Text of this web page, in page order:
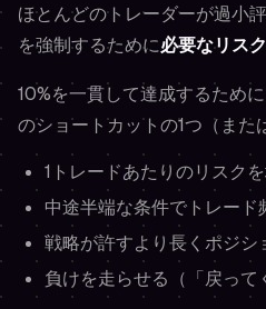
ほとんどのトレーダーが過小
を強制するために必要なリスク
10%を一貫して達成するため
のショートカットの1つ（また
1トレードあたりのリスク
中途半端な条件でトレード
戦略が許すより長くポジシ
負けを走らせる（「戻って